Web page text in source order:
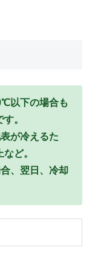
以下の場合も
。
が冷えるた
ど。
、翌日、冷却